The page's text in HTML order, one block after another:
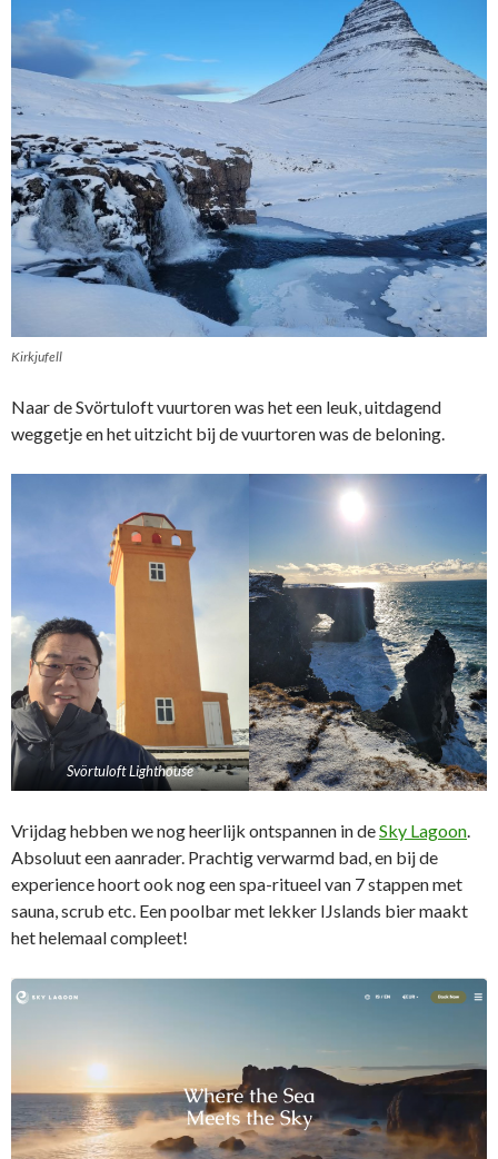
Kirkjufell
Naar de Svörtuloft vuurtoren was het een leuk, uitdagend
weggetje en het uitzicht bij de vuurtoren was de beloning.
Svörtuloft Lighthouse
Vrijdag hebben we nog heerlijk ontspannen in deSky Lagoon.
Absoluut een aanrader. Prachtig verwarmd bad, en bij de
experience hoort ook nog een spa-ritueel van 7 stappen met
sauna, scrub etc. Een poolbar met lekker IJslands bier maakt
het helemaal compleet!